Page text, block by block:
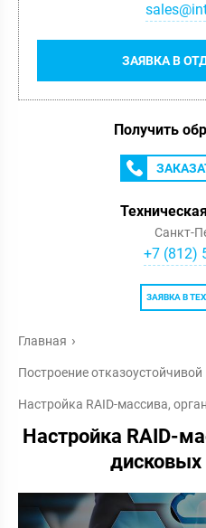
ЗАЯВКА В
Получить
Санкт-
+7 (812)
ЗАЯВКА В
Главная
Построение
Настройка RAID-массива,
Настройка RAID-
дисковых